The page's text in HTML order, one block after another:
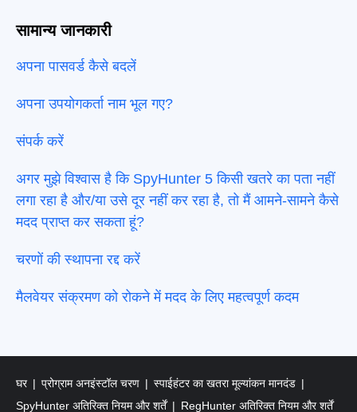
सामान्य जानकारी
अपना पासवर्ड कैसे बदलें
अपना उपयोगकर्ता नाम भूल गए?
संपर्क करें
अगर मुझे विश्वास है कि SpyHunter 5 किसी खतरे का पता नहीं
लगा रहा है और/या उसे दूर नहीं कर रहा है, तो मैं आमने-सामने कैसे
मदद प्राप्त कर सकता हूं?
चरणों की स्थापना रद्द करें
मैलवेयर संक्रमण को रोकने में मदद के लिए महत्वपूर्ण कदम
घर प्रोग्राम अनइंस्टॉल चरण
स्पाईहंटर का खतरा मूल्यांकन मानदंड
SpyHunter अतिरिक्त नियम और शर्तें
RegHunter अतिरिक्त नियम और शर्तें